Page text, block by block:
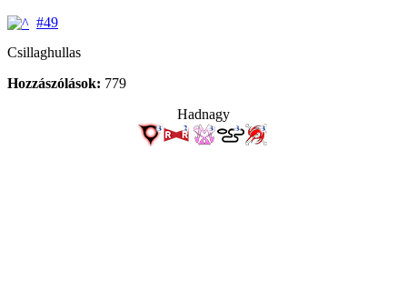
#49
Csillaghullas
Hozzászólások: 779
Hadnagy